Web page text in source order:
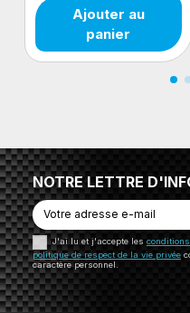
Ajouter au
panier
NOTRE LETTRE
J'ai lu et j'accepte les
politique de respect de la vie privée
caractère personnel.